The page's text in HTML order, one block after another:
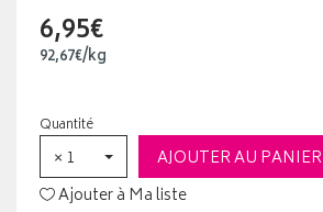
6,95€
92,67€/kg
Quantité
× 1
AJOUTER AU PANIER
Ajouter à Ma liste